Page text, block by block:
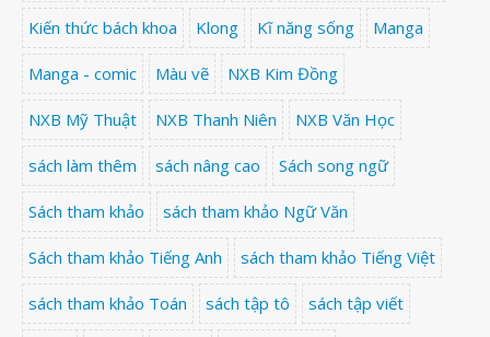
Kiến thức bách khoa Klong Kĩ năng sống Manga
Manga - comic Màu vẽ NXB Kim Đồng
NXB Mỹ Thuật NXB Thanh Niên NXB Văn Học
sách làm thêm sách nâng cao Sách song ngữ
Sách tham khảo sách tham khảo Ngữ Văn
Sách tham khảo Tiếng Anh sách tham khảo Tiếng Việt
sách tham khảo Toán sách tập tô sách tập viết